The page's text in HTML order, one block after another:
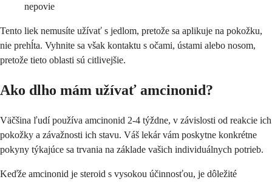
nepovie
Tento liek nemusíte užívať s jedlom, pretože sa aplikuje na pokožku,
nie prehĺta. Vyhnite sa však kontaktu s očami, ústami alebo nosom,
pretože tieto oblasti sú citlivejšie.
Ako dlho mám užívať amcinonid?
Väčšina ľudí používa amcinonid 2-4 týždne, v závislosti od reakcie ich
pokožky a závažnosti ich stavu. Váš lekár vám poskytne konkrétne
pokyny týkajúce sa trvania na základe vašich individuálnych potrieb.
Keďže amcinonid je steroid s vysokou účinnosťou, je dôležité